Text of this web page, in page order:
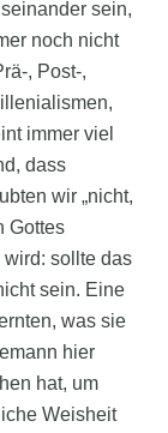
sein,
noch nicht
, Post-,
immer viel
dass
wir „nicht,
Gottes
wird: sollte das
sein. Eine
was sie
hier
hat, um
Weisheit